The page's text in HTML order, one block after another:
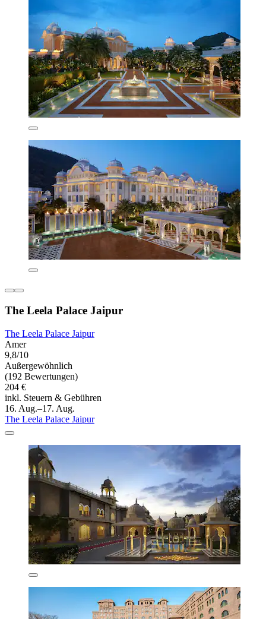
The Leela Palace Jaipur
The Leela Palace Jaipur
Amer
9,8/10
Außergewöhnlich
(192 Bewertungen)
204 €
inkl. Steuern & Gebühren
16. Aug.–17. Aug.
The Leela Palace Jaipur